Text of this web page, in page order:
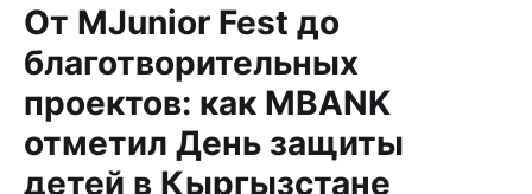
От MJunior Fest до
благотворительных
проектов: как MBANK
отметил День защиты
детей в Кыргызстане